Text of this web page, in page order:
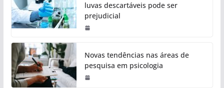
luvas descartáveis pode ser
prejudicial
Novas tendências nas áreas de
pesquisa em psicologia